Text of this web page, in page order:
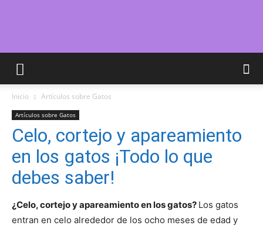
Cuidar
–
Fotos
Inicio Artículos sobre Gatos
Artículos sobre Gatos
Celo, cortejo y apareamiento
en los gatos ¡Todo lo que
debes saber!
¿Celo, cortejo y apareamiento en los gatos? Los gatos
entran en celo alrededor de los ocho meses de edad y